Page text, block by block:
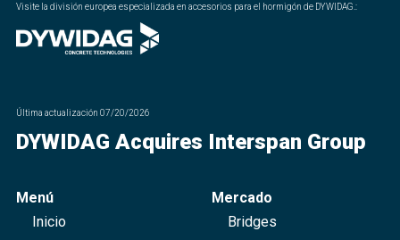
Visite la división europea especializada en accesorios para el hormigón de DYWIDAG. :
Última actualización 07/20/2026
DYWIDAG Acquires Interspan Group
Menú
Inicio
Mercado
Bridges